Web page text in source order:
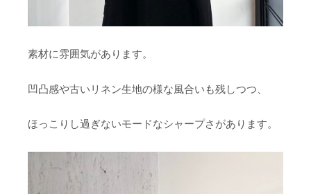
素材に雰囲気があります。
凹凸感や古いリネン生地の様な風合いも残しつつ、
ほっこりし過ぎないモードなシャープさがあります。